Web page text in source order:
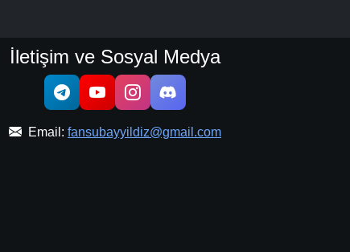
İletişim ve Sosyal Medya
Email: fansubayyildiz@gmail.com